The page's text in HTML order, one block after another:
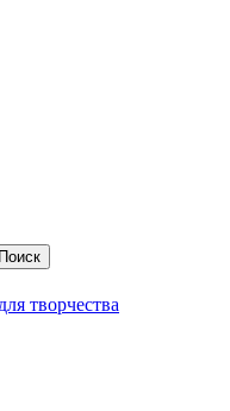
Поиск